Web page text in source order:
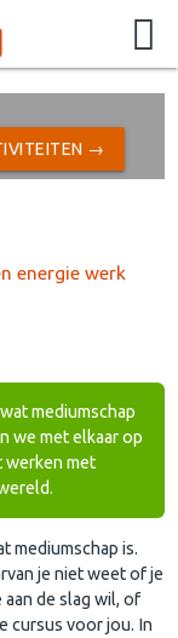
→
energie werk
mediumschap
we met elkaar op
werken met
mediumschap is.
je niet weet of je
de slag wil, of
cursus voor jou. In